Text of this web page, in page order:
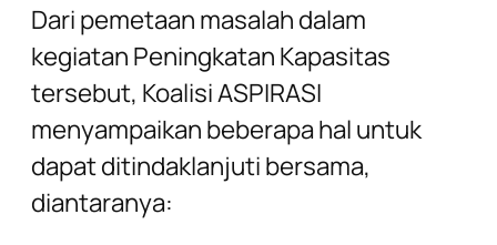
Dari pemetaan masalah dalam
kegiatan Peningkatan Kapasitas
tersebut, Koalisi ASPIRASI
menyampaikan beberapa hal untuk
dapat ditindaklanjuti bersama,
diantaranya: